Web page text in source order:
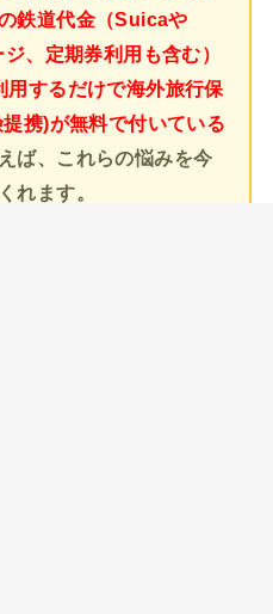
鉄道代金（Suicaや
、定期券利用も含む）
するだけで海外旅行保
携)が無料で付いている
ば、これらの悩みを今
れます。